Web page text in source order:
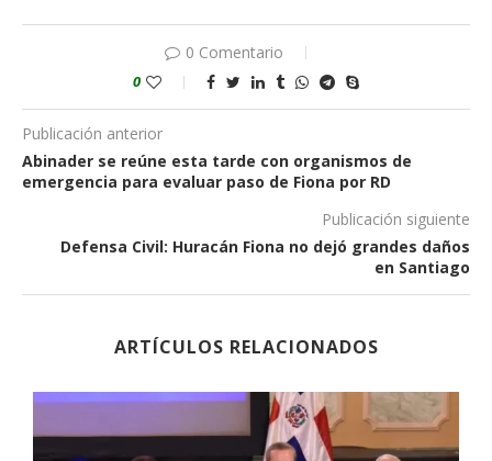
0 Comentario
0
Publicación anterior
Abinader se reúne esta tarde con organismos de
emergencia para evaluar paso de Fiona por RD
Publicación siguiente
Defensa Civil: Huracán Fiona no dejó grandes daños
en Santiago
ARTÍCULOS RELACIONADOS